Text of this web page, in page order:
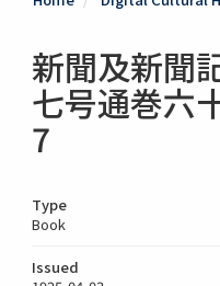
新聞及新聞
七号通巻六
7
Type
Book
Issued